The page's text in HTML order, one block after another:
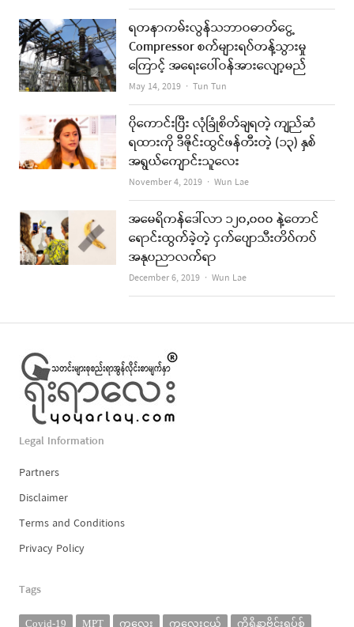
ရတနာကမ်းလွန်သဘာဝဓာတ်ငွေ့
Compressor စက်များရပ်တန့်သွားမှု
ကြောင့် အရေးပေါ်ဝန်အားလျော့မည်
May 14, 2019 Author
Tun Tun
ပိုကောင်းပြီး လုံခြုံစိတ်ချရတဲ့ ကျည်ဆံ
ရထားကို ဒီဇိုင်းထွင်ဖန်တီးတဲ့ (၁၃) နှစ်
အရွယ်ကျောင်းသူလေး
November 4, 2019 Author
Wun Lae
အမေရိကန်ဒေါ်လာ ၁၂၀,၀၀၀ နဲ့တောင်
ရောင်းထွက်ခဲ့တဲ့ ငှက်ပျောသီးတိပ်ကပ်
အနုပညာလက်ရာ
December 6, 2019 Author
Wun Lae
Legal Information
Partners
Disclaimer
Terms and Conditions
Privacy Policy
Tags
Covid-19 MPT ကလေး ကလေးငယ် ကိုရိုနာဗိုင်းရပ်စ်